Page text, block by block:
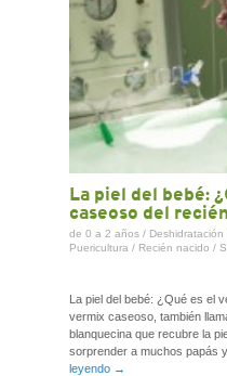
La piel del bebé:
caseoso del
de 0 a 2 años / Deshidratación
Puericultura / Recién nacido /
La piel del bebé: ¿Qué es el
vermix caseoso, también
blanquecina que recubre la
sorprender a muchos papás
leyendo →